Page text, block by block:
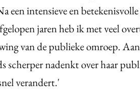
een intensieve en
jaren heb ik met veel
van de publieke omroep.
scherper nadenkt over haar
verandert.'